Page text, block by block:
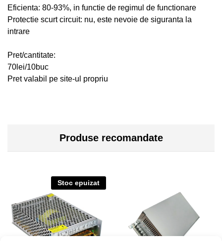
Eficienta: 80-93%, in functie de regimul de functionare
Protectie scurt circuit: nu, este nevoie de siguranta la
intrare
Pret/cantitate:
70lei/10buc
Pret valabil pe site-ul propriu
Produse recomandate
Stoc epuizat